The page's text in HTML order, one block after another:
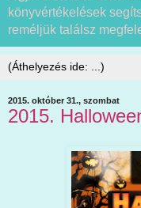
könyvértékelések
reméljük találsz
2015. október 31., szombat
2015.